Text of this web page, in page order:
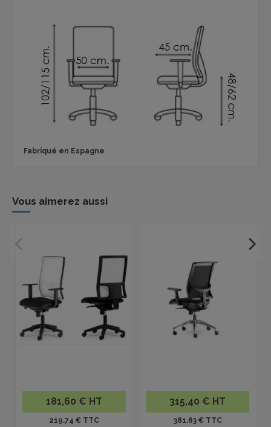
Fabriqué en Espagne
Vous aimerez aussi
181,60 € HT
219.74 € TTC
315,40 € HT
381.63 € TTC